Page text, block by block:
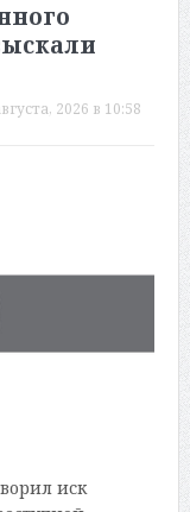
2026 в 10:58
иск